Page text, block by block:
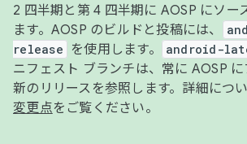
2 四半期と第 4 四半期に AOSP にソー
ます。AOSP のビルドと投稿には、
release
を使用します。 android-
ニフェスト ブランチは、常に AOSP
新のリリースを参照します。詳細につ
変更点をご覧ください。